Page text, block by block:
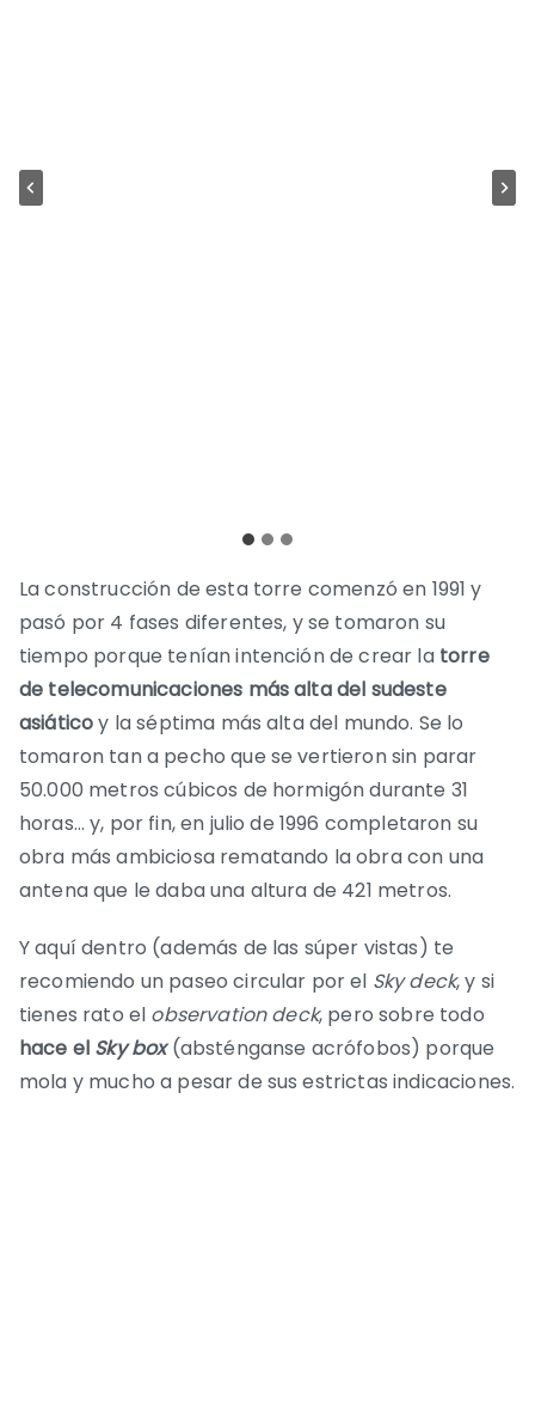
La construcción de esta torre comenzó en 1991 y
pasó por 4 fases diferentes, y se tomaron su
tiempo porque tenían intención de crear la torre
de telecomunicaciones más alta del sudeste
asiáticoy la séptima más alta del mundo. Se lo
tomaron tan a pecho que se vertieron sin parar
50.000 metros cúbicos de hormigón durante 31
horas… y, por fin, en julio de 1996 completaron su
obra más ambiciosa rematando la obra con una
antena que le daba una altura de 421 metros.
Y aquí dentro (además de las súper vistas) te
recomiendo un paseo circular por el Sky deck, y si
tienes rato el observation deck, pero sobre todo
hace el Sky box(absténganse acrófobos) porque
mola y mucho a pesar de sus estrictas indicaciones.